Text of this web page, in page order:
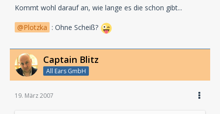
Kommt wohl darauf an, wie lange es die schon gibt...
Plotzka : Ohne Scheiß?
Captain Blitz
All Ears GmbH
19. März 2007